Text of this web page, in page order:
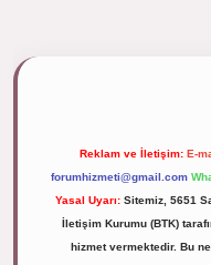
Reklam ve İletişim: E-
forumhizmeti@gmail.com
Yasal Uyarı: Sitemiz, 5651
İletişim Kurumu (BTK)
hizmet vermektedir. Bu